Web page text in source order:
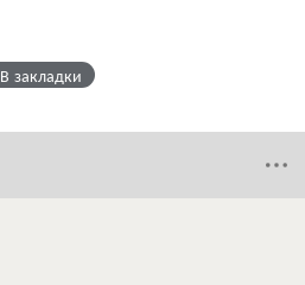
В закладки